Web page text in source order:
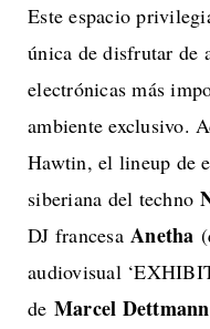
Este espacio
única de disfrutar de
electrónicas más
ambiente exclusivo.
Hawtin, el lineup de
siberiana del techno
DJ francesa Anetha
audiovisual
de Marcel Dettmann